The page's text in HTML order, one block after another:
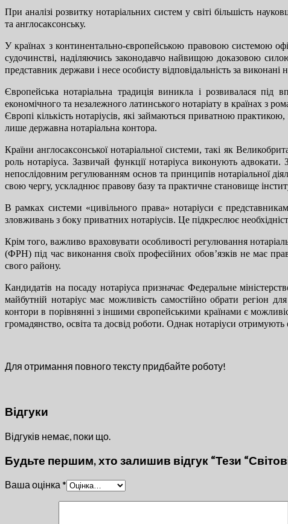
При аналізі розвитку нотаріальних систем у світі більшість
та англосаксонську.
У країнах з континентально-європейською правовою системою
судочинстві, наділяючись законодавчо найвищою доказовою
представник держави і несе особисту відповідальність за виконані
Європейська нотаріальна традиція виникла і розвивалася під
економічного та незалежного латинського нотаріату в країнах з
Європі кількість нотаріусів, які займаються приватною
лише державна нотаріальна контора.
Країни англосаксонської нотаріальної системи, такі як
роль нотаріуса. Зазвичай функції нотаріуса виконують
непослідовним регулюванням основ та принципів нотаріальної
свою чергу, ускладнює правову базу та практичне становище
В рамках системи «цивільного права» нотаріуси є
зловживань з боку приватних нотаріусів. Це підкреслює
Крім того, важливо враховувати особливості регулювання
(ФРН) під час виконання своїх професійних обов’язків не має
свого району.
Кандидатів на посаду нотаріуса призначає Федеральне
майбутній нотаріус має можливість самостійно обрати регіон
контори в порівнянні з іншими європейськими країнами є
громадянство, освіта та досвід роботи. Однак нотаріуси
Для отримання повного тексту придбайте роботу!
Відгуки
Відгуків немає, поки що.
Будьте першим, хто залишив відгук “Тези
Ваша оцінка *